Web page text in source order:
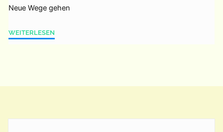
Neue Wege gehen
WEITERLESEN"Aller